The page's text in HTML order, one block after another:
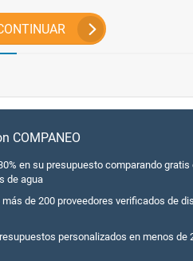
COMPANEO
en su presupuesto comparando
de agua
más de 200 proveedores verificados de
personalizados en menos de